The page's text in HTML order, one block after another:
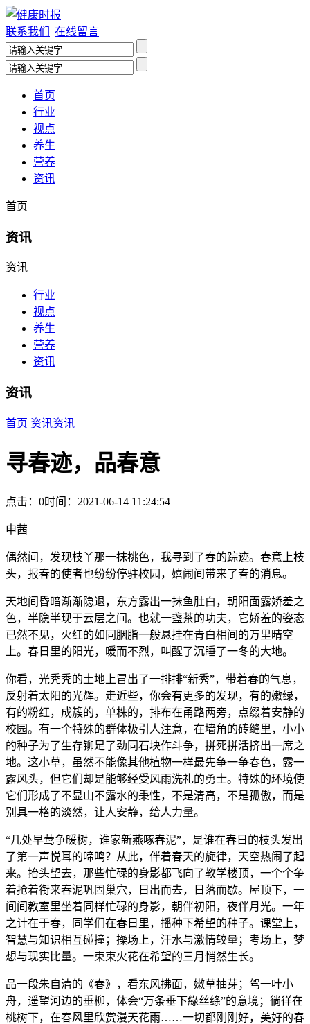
联系我们 | 在线留言
首页
行业
视点
养生
营养
资讯
首页
资讯
资讯
行业
视点
养生
营养
资讯
资讯
首页 资讯资讯
寻春迹，品春意
点击：0时间：2021-06-14 11:24:54
申茜
偶然间，发现枝丫那一抹桃色，我寻到了春的踪迹。春意上枝
头，报春的使者也纷纷停驻校园，嬉闹间带来了春的消息。
天地间昏暗渐渐隐退，东方露出一抹鱼肚白，朝阳面露娇羞之
色，半隐半现于云层之间。也就一盏茶的功夫，它娇羞的姿态
已然不见，火红的如同胭脂一般悬挂在青白相间的万里晴空
上。春日里的阳光，暖而不烈，叫醒了沉睡了一冬的大地。
你看，光秃秃的土地上冒出了一排排“新秀”，带着春的气息，
反射着太阳的光辉。走近些，你会有更多的发现，有的嫩绿，
有的粉红，成簇的，单株的，排布在甬路两旁，点缀着安静的
校园。有一个特殊的群体极引人注意，在墙角的砖缝里，小小
的种子为了生存铆足了劲同石块作斗争，拼死拼活挤出一席之
地。这小草，虽然不能像其他植物一样最先争一争春色，露一
露风头，但它们却是能够经受风雨洗礼的勇士。特殊的环境使
它们形成了不显山不露水的秉性，不是清高，不是孤傲，而是
别具一格的淡然，让人安静，给人力量。
“几处早莺争暖树，谁家新燕啄春泥”，是谁在春日的枝头发出
了第一声悦耳的啼鸣？从此，伴着春天的旋律，天空热闹了起
来。抬头望去，那些忙碌的身影都飞向了教学楼顶，一个个争
着抢着衔来春泥巩固巢穴，日出而去，日落而歇。屋顶下，一
间间教室里坐着同样忙碌的身影，朝伴初阳，夜伴月光。一年
之计在于春，同学们在春日里，播种下希望的种子。课堂上，
智慧与知识相互碰撞；操场上，汗水与激情较量；考场上，梦
想与现实比量。一束束火花在希望的三月悄然生长。
品一段朱自清的《春》，看东风拂面，嫩草抽芽；驾一叶小
舟，遥望河边的垂柳，体会“万条垂下綠丝绦”的意境；徜徉在
桃树下，在春风里欣赏漫天花雨……一切都刚刚好，美好的春